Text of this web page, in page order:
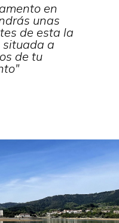
en
unas
de esta la
a
de tu